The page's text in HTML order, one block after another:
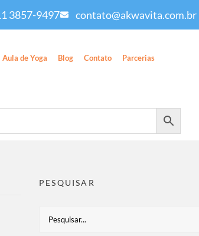
3857-9497 contato@akwavita.com.br
Aula de Yoga Blog Contato Parcerias
PESQUISAR